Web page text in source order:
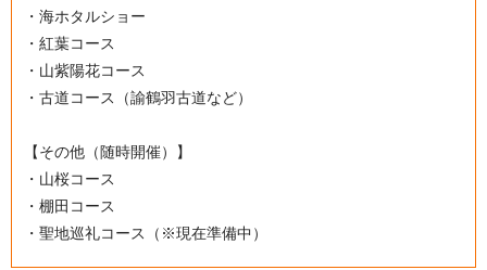
・海ホタルショー
・紅葉コース
・山紫陽花コース
・古道コース（諭鶴羽古道など）
【その他（随時開催）】
・山桜コース
・棚田コース
・聖地巡礼コース（※現在準備中）